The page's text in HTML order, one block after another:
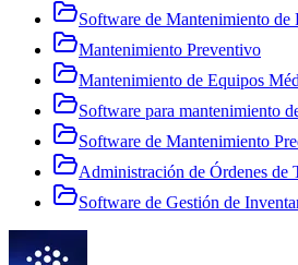
Software de Mantenimiento de
Mantenimiento Preventivo
Mantenimiento de Equipos
Software para mantenimiento
Software de Mantenimiento
Administración de Órdenes de
Software de Gestión de